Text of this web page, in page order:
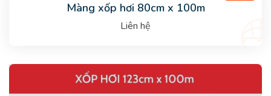
Màng xốp hơi 80cm x 100m
Liên hệ